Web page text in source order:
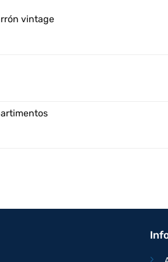
vintage